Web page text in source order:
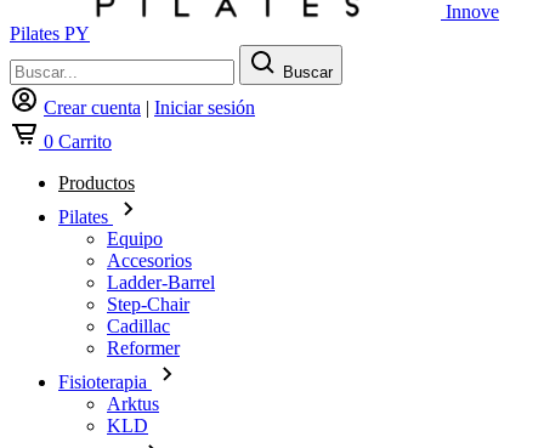
Innove
Pilates PY
Buscar
Crear cuenta | Iniciar sesión
0 Carrito
Productos
Pilates
Equipo
Accesorios
Ladder-Barrel
Step-Chair
Cadillac
Reformer
Fisioterapia
Arktus
KLD